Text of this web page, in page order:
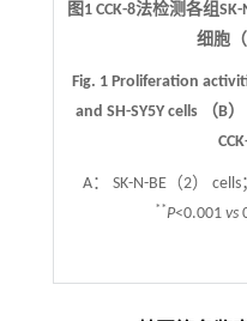
图1 CCK-8法检测各组
细胞
Fig. 1 Proliferation
and SH-SY5Y cells （B
A： SK-N-BE（2） cells
**P<0.001vs